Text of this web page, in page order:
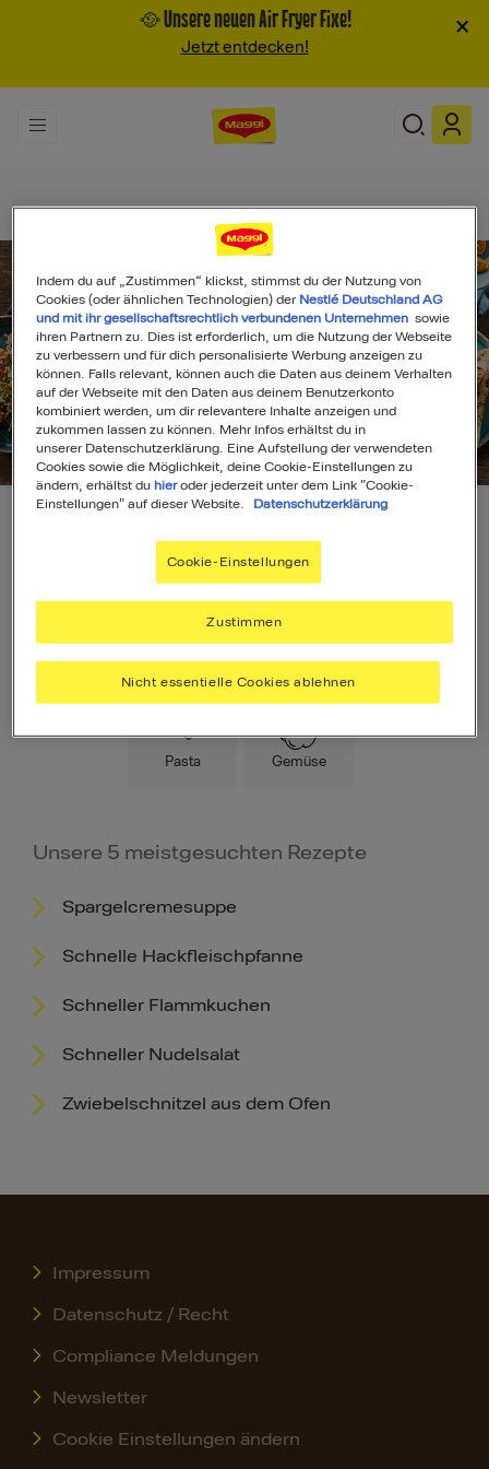
🥘 Unsere neuen Air Fryer Fixe!
Jetzt entdecken!
×
Search
Hauptspeise Fleisch Low Carb
Pasta Gemüse
Unsere 5 meistgesuchten Rezepte
Spargelcremesuppe
Schnelle Hackfleischpfanne
Schneller Flammkuchen
Schneller Nudelsalat
Zwiebelschnitzel aus dem Ofen
Impressum
Datenschutz / Recht
Compliance Meldungen
Newsletter
Cookie Einstellungen ändern
Indem du auf „Zustimmen“ klickst, stimmst du der Nutzung von
Cookies (oder ähnlichen Technologien) der Nestlé Deutschland AG
und mit ihr gesellschaftsrechtlich verbundenen Unternehmen sowie
ihren Partnern zu. Dies ist erforderlich, um die Nutzung der Webseite
zu verbessern und für dich personalisierte Werbung anzeigen zu
können. Falls relevant, können auch die Daten aus deinem Verhalten
auf der Webseite mit den Daten aus deinem Benutzerkonto
kombiniert werden, um dir relevantere Inhalte anzeigen und
zukommen lassen zu können. Mehr Infos erhältst du in
unserer Datenschutzerklärung. Eine Aufstellung der verwendeten
Cookies sowie die Möglichkeit, deine Cookie-Einstellungen zu
ändern, erhältst duhieroder jederzeit unter dem Link "Cookie-
Einstellungen" auf dieser Website.
Datenschutzerklärung
Cookie-Einstellungen
Nicht essentielle Cookies ablehnen
Zustimmen